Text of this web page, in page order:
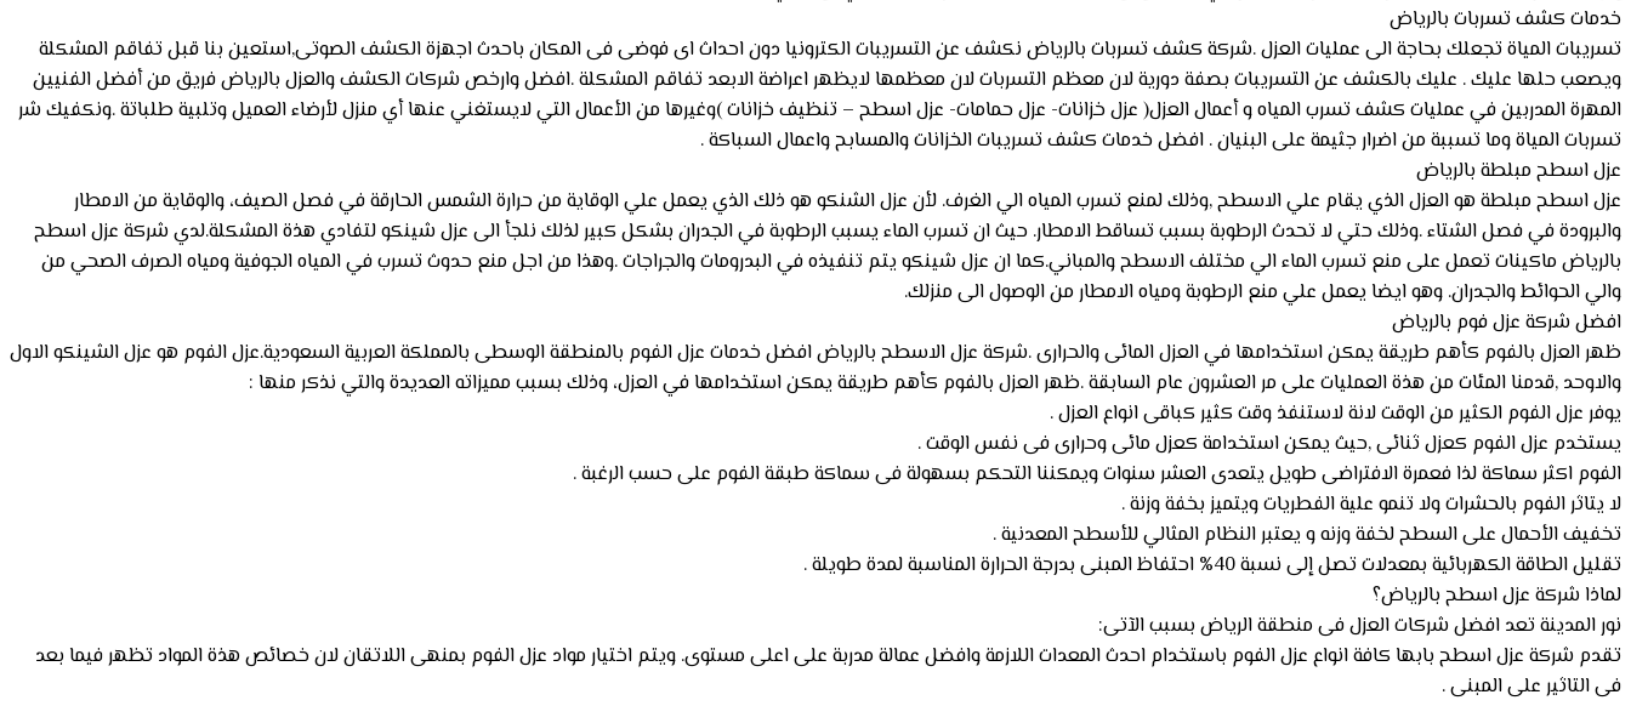
خدمات كشف تسربات بالرياض
تسريبات المياة تجعلك بحاجة الى عمليات العزل .شركة كشف تسربات بالرياض نكشف عن التسريبات الكترونيا دون احداث اى فوضى فى المكان باحدث اجهزة الكشف الصوتى,استعين بنا قبل تفاقم المشكلة
ويصعب حلها عليك . عليك بالكشف عن التسريبات بصفة دورية لان معظم التسربات لان معظمها لايظهر اعراضة الابعد تفاقم المشكلة .افضل وارخص شركات الكشف والعزل بالرياض فريق من أفضل الفنيين
المهرة المدربين في عمليات كشف تسرب المياه و أعمال العزل( عزل خزانات- عزل حمامات- عزل اسطح – تنظيف خزانات )وغيرها من الأعمال التي لايستغني عنها أي منزل لأرضاء العميل وتلبية طلباتة .ونكفيك شر
تسربات المياة وما تسببة من اضرار جثيمة على البنيان . افضل خدمات كشف تسريبات الخزانات والمسابح واعمال السباكة .
عزل اسطح مبلطة بالرياض
عزل اسطح مبلطة هو العزل الذي يقام علي الاسطح ,وذلك لمنع تسرب المياه الي الغرف. لأن عزل الشنكو هو ذلك الذي يعمل علي الوقاية من حرارة الشمس الحارقة في فصل الصيف، والوقاية من الامطار
والبرودة في فصل الشتاء .وذلك حتي لا تحدث الرطوبة بسبب تساقط الامطار. حيث ان تسرب الماء يسبب الرطوبة في الجدران بشكل كبير لذلك نلجأ الى عزل شينكو لتفادي هذة المشكلة.لدي شركة عزل اسطح
بالرياض ماكينات تعمل على منع تسرب الماء الي مختلف الاسطح والمباني.كما ان عزل شينكو يتم تنفيذه في البدرومات والجراجات .وهذا من اجل منع حدوث تسرب في المياه الجوفية ومياه الصرف الصحي من
والي الحوائط والجدران. وهو ايضا يعمل علي منع الرطوبة ومياه الامطار من الوصول الى منزلك.
افضل شركة عزل فوم بالرياض
ظهر العزل بالفوم كأهم طريقة يمكن استخدامها في العزل المائى والحرارى .شركة عزل الاسطح بالرياض افضل خدمات عزل الفوم بالمنطقة الوسطى بالمملكة العربية السعودية.عزل الفوم هو عزل الشينكو الاول
والاوحد ,قدمنا المئات من هذة العمليات على مر العشرون عام السابقة .ظهر العزل بالفوم كأهم طريقة يمكن استخدامها في العزل، وذلك بسبب مميزاته العديدة والتي نذكر منها :
يوفر عزل الفوم الكثير من الوقت لانة لاستنفذ وقت كثير كباقى انواع العزل .
يستخدم عزل الفوم كعزل ثنائى ,حيث يمكن استخدامة كعزل مائى وحرارى فى نفس الوقت .
الفوم اكثر سماكة لذا فعمرة الافتراضى طويل يتعدى العشر سنوات ويمكننا التحكم بسهولة فى سماكة طبقة الفوم على حسب الرغبة .
لا يتاثر الفوم بالحشرات ولا تنمو علية الفطريات ويتميز بخفة وزنة .
تخفيف الأحمال على السطح لخفة وزنه و يعتبر النظام المثالي للأسطح المعدنية .
تقليل الطاقة الكهربائية بمعدلات تصل إلى نسبة 40% احتفاظ المبنى بدرجة الحرارة المناسبة لمدة طويلة .
لماذا شركة عزل اسطح بالرياض؟
نور المدينة تعد افضل شركات العزل فى منطقة الرياض بسبب الآتى:
تقدم شركة عزل اسطح بابها كافة انواع عزل الفوم باستخدام احدث المعدات اللازمة وافضل عمالة مدربة على اعلى مستوى. ويتم اختيار مواد عزل الفوم بمنهى اللاتقان لان خصائص هذة المواد تظهر فيما بعد
فى التاثير على المبنى .